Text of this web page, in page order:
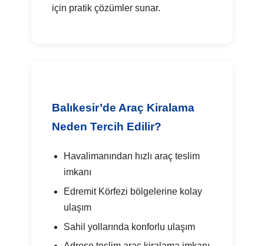
için pratik çözümler sunar.
Balıkesir’de Araç Kiralama
Neden Tercih Edilir?
Havalimanından hızlı araç teslim
imkanı
Edremit Körfezi bölgelerine kolay
ulaşım
Sahil yollarında konforlu ulaşım